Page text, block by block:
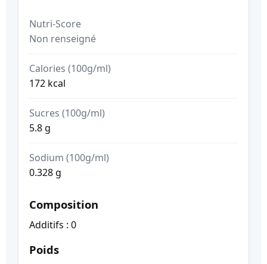
Nutri-Score
Non renseigné
Calories (100g/ml)
172 kcal
Sucres (100g/ml)
5.8 g
Sodium (100g/ml)
0.328 g
Composition
Additifs : 0
Poids